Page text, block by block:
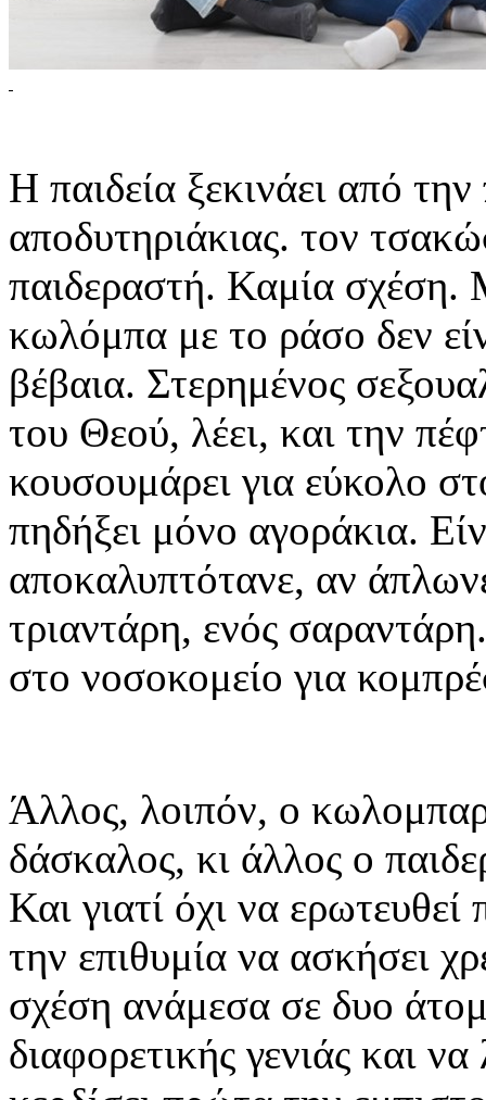
Η παιδεία ξεκινάει από
αποδυτηριάκιας. τον
παιδεραστή. Καμία σχέση.
κωλόμπα με το ράσο δεν
βέβαια. Στερημένος
του Θεού, λέει, και την
κουσουμάρει για εύκολο
πηδήξει μόνο αγοράκια.
αποκαλυπτότανε, αν
τριαντάρη, ενός
στο νοσοκομείο για
Άλλος, λοιπόν, ο
δάσκαλος, κι άλλος ο
Και γιατί όχι να
την επιθυμία να ασκήσει
σχέση ανάμεσα σε δυο
διαφορετικής γενιάς και